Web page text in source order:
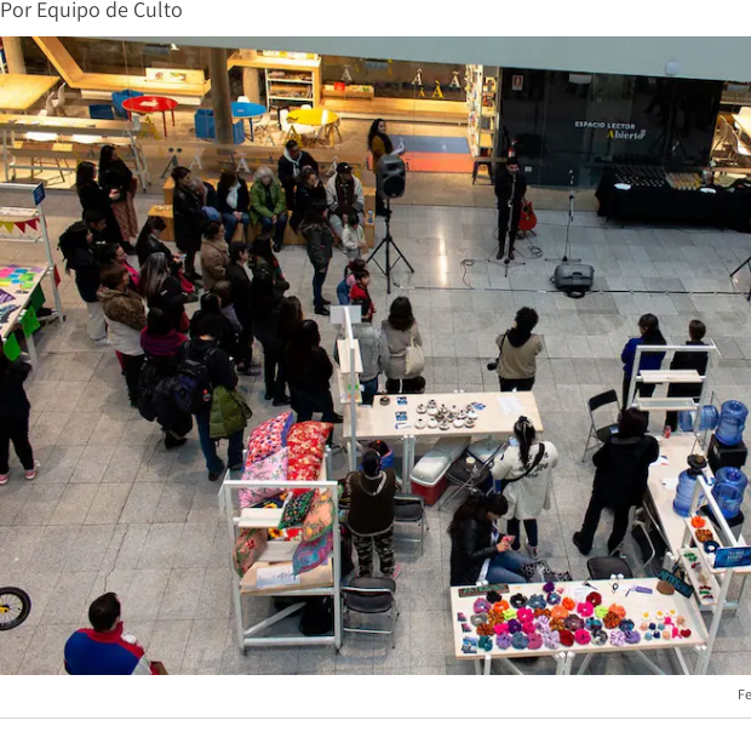
Por Equipo de Culto